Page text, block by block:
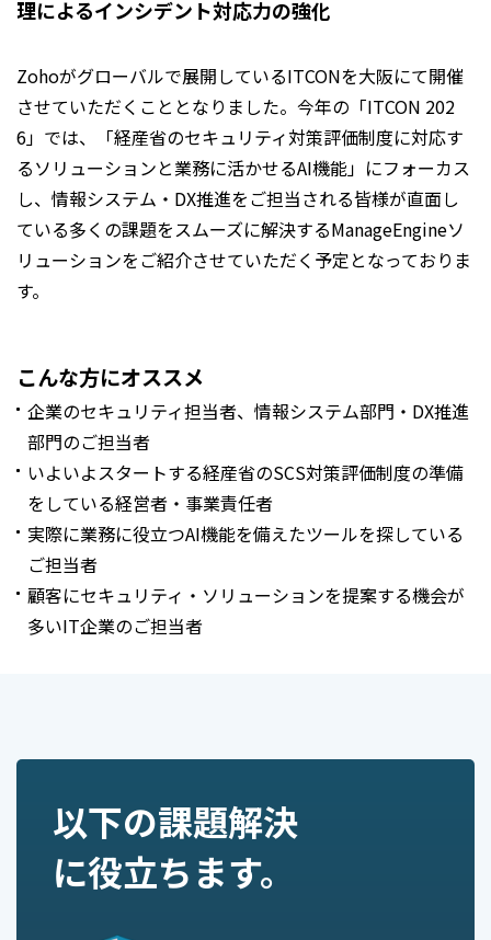
理によるインシデント対応力の強化
Zohoがグローバルで展開しているITCONを大阪にて開催
させていただくこととなりました。今年の「ITCON 202
6」では、「経産省のセキュリティ対策評価制度に対応す
るソリューションと業務に活かせるAI機能」にフォーカス
し、情報システム・DX推進をご担当される皆様が直面し
ている多くの課題をスムーズに解決するManageEngineソ
リューションをご紹介させていただく予定となっておりま
す。
こんな方にオススメ
企業のセキュリティ担当者、情報システム部門・DX推進
部門のご担当者
いよいよスタートする経産省のSCS対策評価制度の準備
をしている経営者・事業責任者
実際に業務に役立つAI機能を備えたツールを探している
ご担当者
顧客にセキュリティ・ソリューションを提案する機会が
多いIT企業のご担当者
以下の課題解決
に役立ちます。